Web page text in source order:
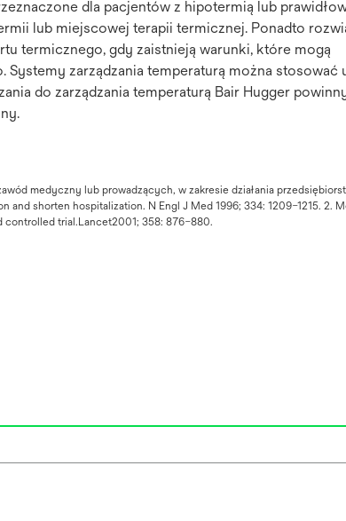
dla pacjentów z hipotermią lub
lub miejscowej terapii termicznej. Ponadto
termicznego, gdy zaistnieją warunki, które mogą
zarządzania temperaturą można stosować
do zarządzania temperaturą Bair Hugger
medyczny lub prowadzących, w zakresie działania
shorten hospitalization. N Engl J Med 1996; 334: 1209–1215. 2.
trial.Lancet2001; 358: 876–880.